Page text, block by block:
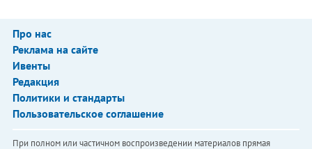
Про нас
Реклама на сайте
Ивенты
Редакция
Политики и стандарты
Пользовательское соглашение
При полном или частичном воспроизведении материалов прямая